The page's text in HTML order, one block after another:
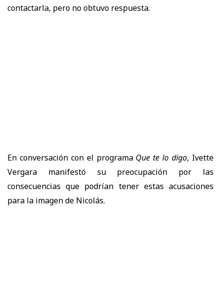
contactarla, pero no obtuvo respuesta.
En conversación con el programa Que te lo digo, Ivette
Vergara manifestó su preocupación por las
consecuencias que podrían tener estas acusaciones
para la imagen de Nicolás.